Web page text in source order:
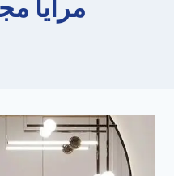
مرايا